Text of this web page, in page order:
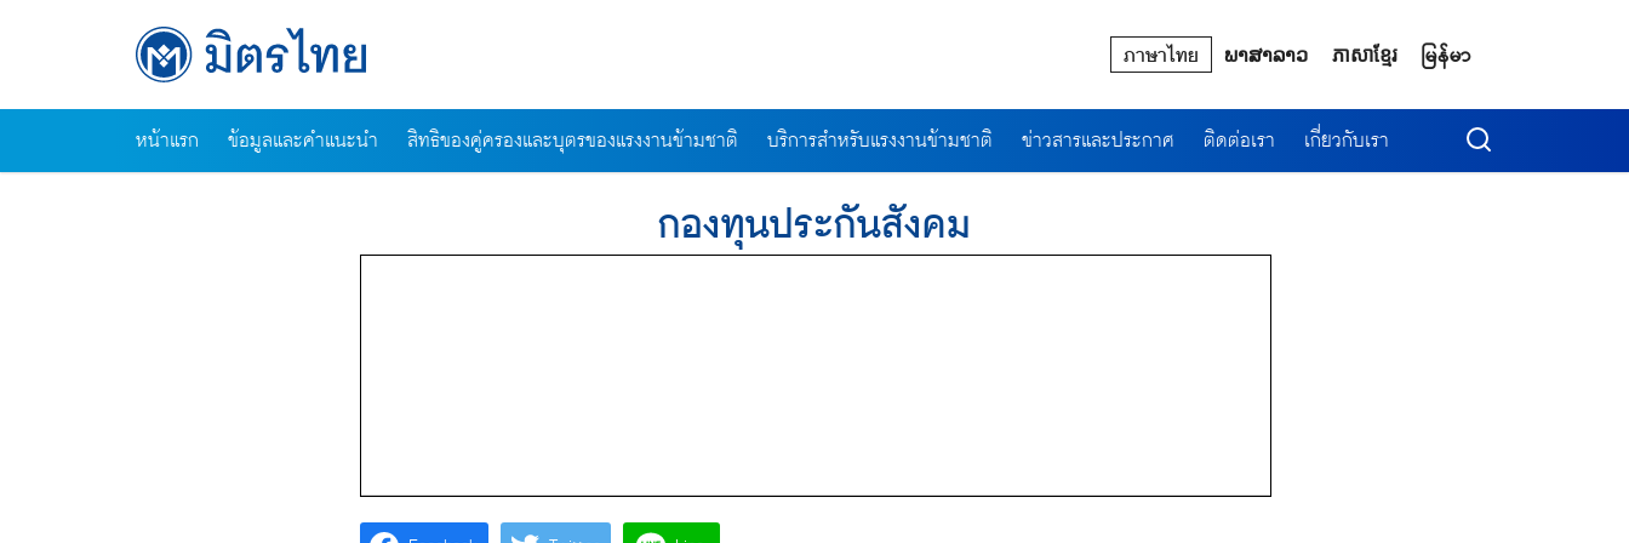
ภาษาไทย ພາສາລາວ ភាសាខ្មែរ မြန်မာ
หน้าแรก ข้อมูลและคำแนะนำ สิทธิของคู่ครองและบุตรของแรงงานข้ามชาติ บริการสำหรับแรงงานข้ามชาติ ข่าวสารและประกาศ ติดต่อเรา เกี่ยวกับเรา
กองทุนประกันสังคม